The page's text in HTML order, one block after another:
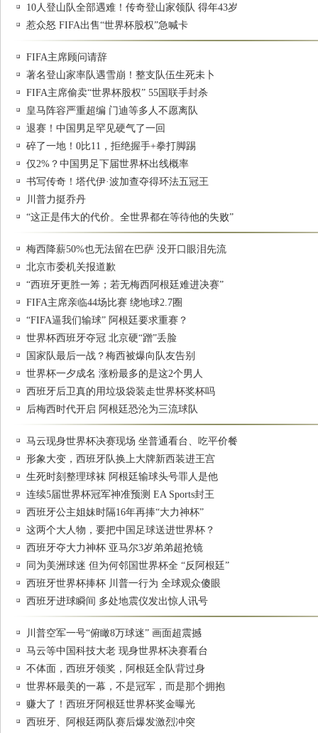
10人登山队全部遇难！传奇登山家领队 得年43岁
惹众怒 FIFA出售“世界杯股权”急喊卡
FIFA主席顾问请辞
著名登山家率队遇雪崩！整支队伍生死未卜
FIFA主席偷卖“世界杯股权” 55国联手封杀
皇马阵容严重超编 门迪等多人不愿离队
退赛！中国男足罕见硬气了一回
碎了一地！0比11，拒绝握手+拳打脚踢
仅2%？中国男足下届世界杯出线概率
书写传奇！塔代伊·波加查夺得环法五冠王
川普力挺乔丹
“这正是伟大的代价。全世界都在等待他的失败”
梅西降薪50%也无法留在巴萨 没开口眼泪先流
北京市委机关报道歉
“西班牙更胜一筹；若无梅西阿根廷难进决赛”
FIFA主席亲临44场比赛 绕地球2.7圈
“FIFA逼我们输球” 阿根廷要求重赛？
世界杯西班牙夺冠 北京硬“蹭”丢脸
国家队最后一战？梅西被爆向队友告别
世界杯一夕成名 涨粉最多的是这2个男人
西班牙后卫真的用垃圾袋装走世界杯奖杯吗
后梅西时代开启 阿根廷恐沦为三流球队
马云现身世界杯决赛现场 坐普通看台、吃平价餐
形象大变，西班牙队换上大牌新西装进王宫
生死时刻整理球袜 阿根廷输球头号罪人是他
连续5届世界杯冠军神准预测 EA Sports封王
西班牙公主姐妹时隔16年再捧“大力神杯”
这两个大人物，要把中国足球送进世界杯？
西班牙夺大力神杯 亚马尔3岁弟弟超抢镜
同为美洲球迷 但为何邻国世界杯全 “反阿根廷”
西班牙世界杯捧杯 川普一行为 全球观众傻眼
西班牙进球瞬间 多处地震仪发出惊人讯号
川普空军一号“俯瞰8万球迷” 画面超震撼
马云等中国科技大老 现身世界杯决赛看台
不体面，西班牙领奖，阿根廷全队背过身
世界杯最美的一幕，不是冠军，而是那个拥抱
赚大了！西班牙阿根廷世界杯奖金曝光
西班牙、阿根廷两队赛后爆发激烈冲突